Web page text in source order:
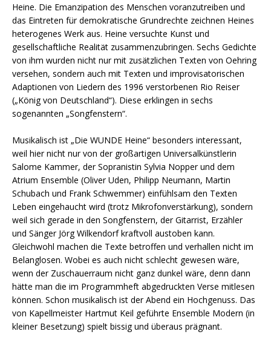
Heine. Die Emanzipation des Menschen voranzutreiben und
das Eintreten für demokratische Grundrechte zeichnen Heines
heterogenes Werk aus. Heine versuchte Kunst und
gesellschaftliche Realität zusammenzubringen. Sechs Gedichte
von ihm wurden nicht nur mit zusätzlichen Texten von Oehring
versehen, sondern auch mit Texten und improvisatorischen
Adaptionen von Liedern des 1996 verstorbenen Rio Reiser
(„König von Deutschland“). Diese erklingen in sechs
sogenannten „Songfenstern“.
Musikalisch ist „Die WUNDE Heine“ besonders interessant,
weil hier nicht nur von der großartigen Universalkünstlerin
Salome Kammer, der Sopranistin Sylvia Nopper und dem
Atrium Ensemble (Oliver Uden, Philipp Neumann, Martin
Schubach und Frank Schwemmer) einfühlsam den Texten
Leben eingehaucht wird (trotz Mikrofonverstärkung), sondern
weil sich gerade in den Songfenstern, der Gitarrist, Erzähler
und Sänger Jörg Wilkendorf kraftvoll austoben kann.
Gleichwohl machen die Texte betroffen und verhallen nicht im
Belanglosen. Wobei es auch nicht schlecht gewesen wäre,
wenn der Zuschauerraum nicht ganz dunkel wäre, denn dann
hätte man die im Programmheft abgedruckten Verse mitlesen
können. Schon musikalisch ist der Abend ein Hochgenuss. Das
von Kapellmeister Hartmut Keil geführte Ensemble Modern (in
kleiner Besetzung) spielt bissig und überaus prägnant.